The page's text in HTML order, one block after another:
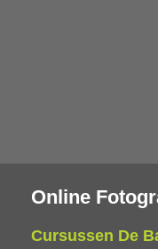
Online
Cursussen De